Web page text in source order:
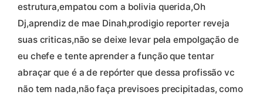
estrutura,empatou com a bolivia querida,Oh
Dj,aprendiz de mae Dinah,prodigio reporter reveja
suas criticas,não se deixe levar pela empolgação de
eu chefe e tente aprender a função que tentar
abraçar que é a de repórter que dessa profissão vc
não tem nada,não faça previsoes precipitadas, como